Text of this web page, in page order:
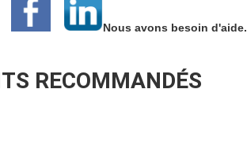
Nous avons besoin d'aide.
RECOMMANDÉS